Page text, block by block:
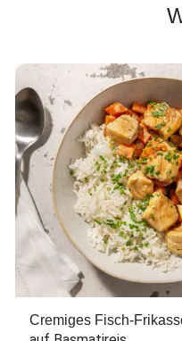
Cremiges Fisch-